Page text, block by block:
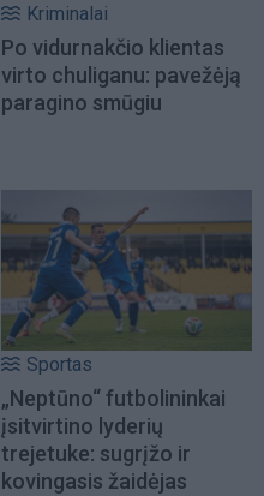
Kriminalai
Po vidurnakčio klientas
virto chuliganu: pavežėją
paragino smūgiu
Sportas
„Neptūno“ futbolininkai
įsitvirtino lyderių
trejetuke: sugrįžo ir
kovingasis žaidėjas